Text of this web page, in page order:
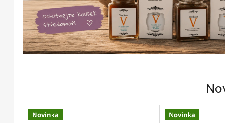
a
š
e
m
Novinka Novinka